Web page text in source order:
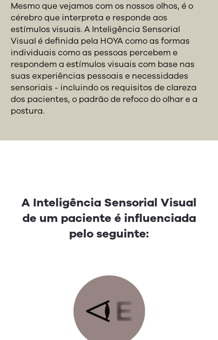
Mesmo que vejamos com os nossos olhos, é o
cérebro que interpreta e responde aos
estímulos visuais. A Inteligência Sensorial
Visual é definida pela HOYA como as formas
individuais como as pessoas percebem e
respondem a estímulos visuais com base nas
suas experiências pessoais e necessidades
sensoriais - incluindo os requisitos de clareza
dos pacientes, o padrão de refoco do olhar e a
postura.
A Inteligência Sensorial Visual
de um paciente é influenciada
pelo seguinte: